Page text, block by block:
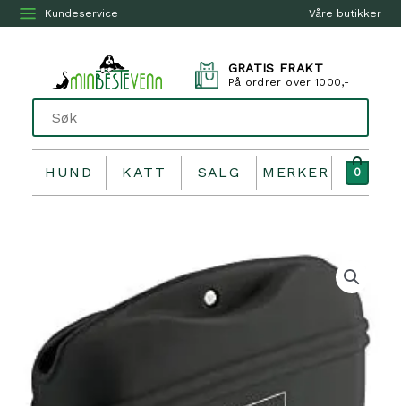
Våre butikker
Kundeservice
GRATIS FRAKT
På ordrer over 1000,-
HUND KATT SALG MERKER 0